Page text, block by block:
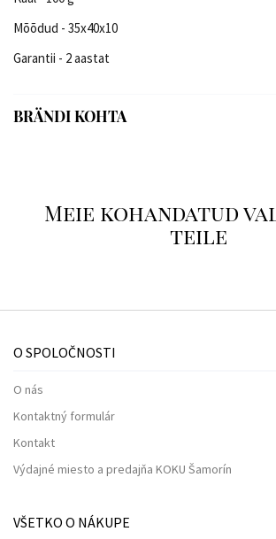
Mõõdud - 35x40x10
Garantii - 2 aastat
BRÄNDI KOHTA
Meie kohandatud
teile
O SPOLOČNOSTI
O nás
Kontaktný formulár
Kontakt
Výdajné miesto a predajňa KOKU Šamorín
VŠETKO O NÁKUPE